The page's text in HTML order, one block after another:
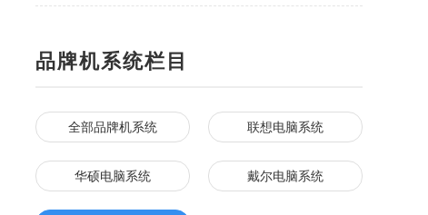
品牌机系统栏目
全部品牌机系统 联想电脑系统
华硕电脑系统 戴尔电脑系统